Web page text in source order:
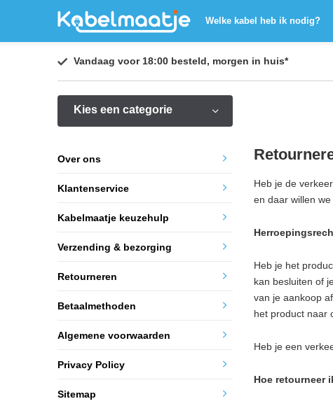
Welke kabel heb ik nodig?
Vandaag voor 18:00 besteld, morgen in huis*
Kies een categorie
Heb je de
en daar willen
Heb je het
kan besluiten of
van je aankoop
het product naar
Heb je een
Hoe retourneer
Over ons
Klantenservice
Kabelmaatje keuzehulp
Verzending & bezorging
Retourneren
Betaalmethoden
Algemene voorwaarden
Privacy Policy
Sitemap